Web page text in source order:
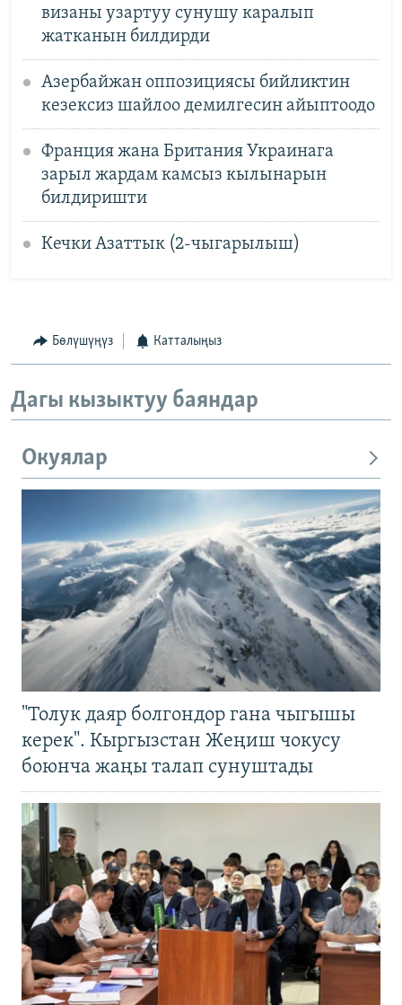
визаны узартуу сунушу каралып
жатканын билдирди
Азербайжан оппозициясы бийликтин
кезексиз шайлоо демилгесин айыптоодо
Франция жана Британия Украинага
зарыл жардам камсыз кылынарын
билдиришти
Кечки Азаттык (2-чыгарылыш)
Бөлүшүңүз Катталыңыз
Дагы кызыктуу баяндар
Окуялар
"Толук даяр болгондор гана чыгышы
керек". Кыргызстан Жеңиш чокусу
боюнча жаңы талап сунуштады